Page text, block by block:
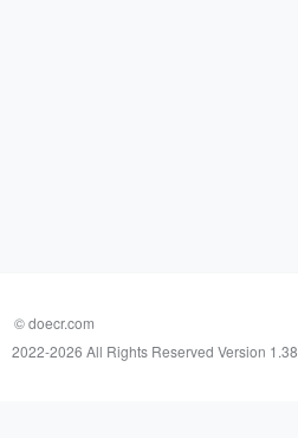
© doecr.com
2022-2026 All Rights Reserved Version 1.38